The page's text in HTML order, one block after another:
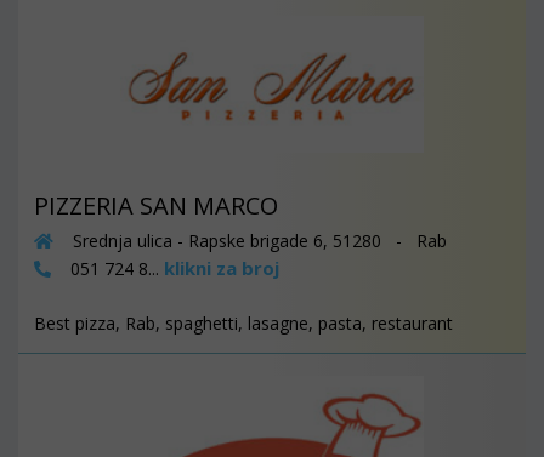
PIZZERIA SAN MARCO
Srednja ulica - Rapske brigade 6, 51280 - Rab
051 724 8... klikni za broj
Best pizza, Rab, spaghetti, lasagne, pasta, restaurant